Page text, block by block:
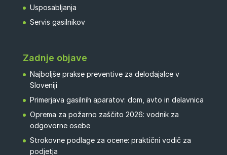
Usposabljanja
Servis gasilnikov
Zadnje objave
Najboljše prakse preventive za delodajalce v
Sloveniji
Primerjava gasilnih aparatov: dom, avto in delavnica
Oprema za požarno zaščito 2026: vodnik za
odgovorne osebe
Strokovne podlage za ocene: praktični vodič za
podjetja